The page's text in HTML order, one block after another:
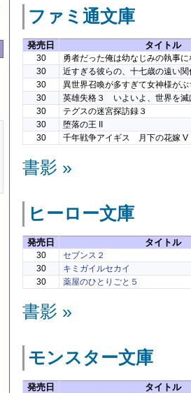
ファミ通文庫
発売日 タイトル
30
勇者だった俺は幼なじみの執事
30
近すぎる彼らの、十七歳の遠い関
30
異世界召喚が多すぎて女神様が
30
英雄失格３ いよいよ、世界を滅
30
テグスの迷宮探訪録３
30
堕落の王 II
30
千年戦争アイギス 月下の花嫁 V
書影 »
ヒーロー文庫
発売日 タイトル
30
セブンス２
30
キミガイルセカイ
30
薬屋のひとりごと５
書影 »
モンスター文庫
発売日 タイトル